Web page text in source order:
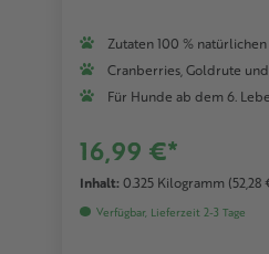
Zutaten 100 %
Cranberries, Goldrute
Für Hunde ab dem 6.
16,99 €*
Inhalt: 0.325 Kilogramm
Verfügbar, Lieferzeit 2-3 Tage